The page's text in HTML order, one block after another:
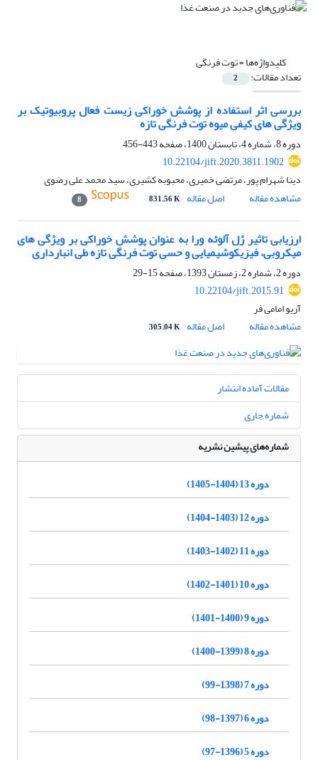
کلیدواژه‌ها =توت فرنگی
تعداد مقالات: 2
بررسی اثر استفاده از پوشش خوراکی زیست فعال پروبیوتیک بر
ویژگی های کیفی میوه توت فرنگی تازه
دوره 8، شماره 4، تابستان 1400، صفحه
443-456
10.22104/jift.2020.3811.1902
دینا شهرام پور، مرتضی خمیری، محبوبه کشیری، سید محمد علی رضوی
مشاهده مقاله
اصل مقاله 831.56 K
8
ارزیابی تاثیر ژل آلوئه ورا به عنوان پوشش خوراکی بر ویژگی های
میکروبی، فیزیکوشیمیایی و حسی توت فرنگی تازه طی انبارداری
دوره 2، شماره 2، زمستان 1393، صفحه
15-29
10.22104/jift.2015.91
آریو امامی فر
مشاهده مقاله
اصل مقاله 305.04 K
مقالات آماده انتشار
شماره جاری
شماره‌های پیشین نشریه
دوره 13 (1404-1405)
دوره 12 (1403-1404)
دوره 11 (1402-1403)
دوره 10 (1401-1402)
دوره 9 (1400-1401)
دوره 8 (1399-1400)
دوره 7 (1398-99)
دوره 6 (1397-98)
دوره 5 (1396-97)